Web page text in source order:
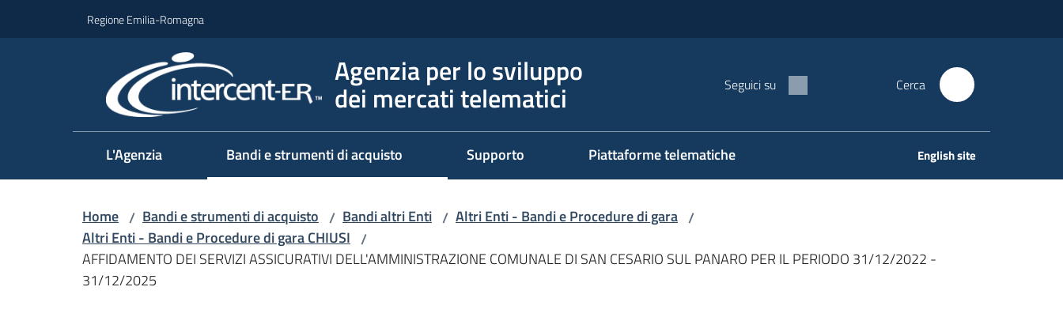
Regione Emilia-Romagna
Agenzia per lo sviluppo
dei mercati telematici Seguici su Cerca
L'Agenzia Bandi e strumenti di acquisto Supporto Piattaforme telematiche English site
Home / Bandi e strumenti di acquisto / Bandi altri Enti / Altri Enti - Bandi e Procedure di gara /
Altri Enti - Bandi e Procedure di gara CHIUSI /
AFFIDAMENTO DEI SERVIZI ASSICURATIVI DELL'AMMINISTRAZIONE COMUNALE DI SAN CESARIO SUL PANARO PER IL PERIODO 31/12/2022 -
31/12/2025